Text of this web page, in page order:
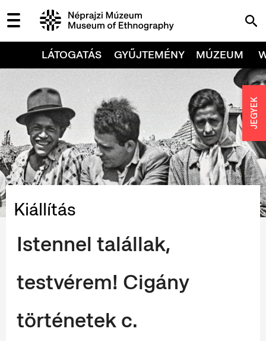
LÁTOGATÁS GYŰJTEMÉNY MÚZEUM
Kiállítás
Istennel talállak,
testvérem! Cigány
történetek c.
JEGYEK